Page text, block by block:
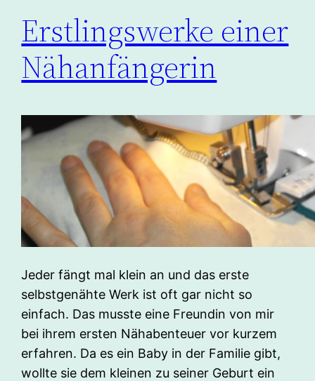
Erstlingswerke einer
Nähanfängerin
Jeder fängt mal klein an und das erste
selbstgenähte Werk ist oft gar nicht so
einfach. Das musste eine Freundin von mir
bei ihrem ersten Nähabenteuer vor kurzem
erfahren. Da es ein Baby in der Familie gibt,
wollte sie dem kleinen zu seiner Geburt ein